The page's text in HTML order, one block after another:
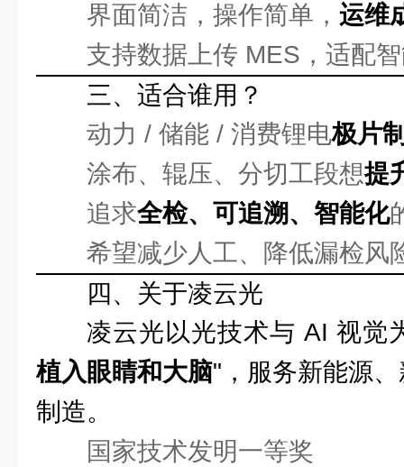
界面简洁，操作简单， 运维
支持数据上传 MES，适配
三、适合谁用？
动力 / 储能 / 消费锂电极片
涂布、辊压、分切工段想提
追求全检、可追溯、智能化
希望减少人工、降低漏检风
四、关于凌云光
凌云光以光技术与 AI 视觉
植入眼睛和大脑"，服务新能源
制造。
国家技术发明一等奖